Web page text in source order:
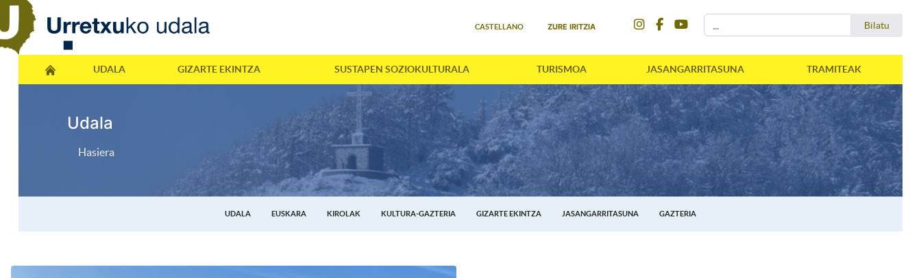
CASTELLANO ZURE IRITZIA Bilatu
UDALA GIZARTE EKINTZA SUSTAPEN SOZIOKULTURALA TURISMOA JASANGARRITASUNA TRAMITEAK
Udala
Hasiera
UDALA EUSKARA KIROLAK KULTURA-GAZTERIA GIZARTE EKINTZA JASANGARRITASUNA GAZTERIA